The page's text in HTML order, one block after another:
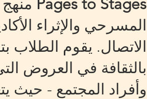
Pages to Stages
المسرحي والإثراء
الاتصال. يقوم الطلاب
بالثقافة في العروض
وأفراد المجتمع - حيث